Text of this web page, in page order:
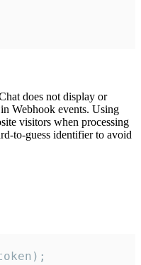
does not display or
Webhook events. Using
visitors when processing
to-guess identifier to avoid